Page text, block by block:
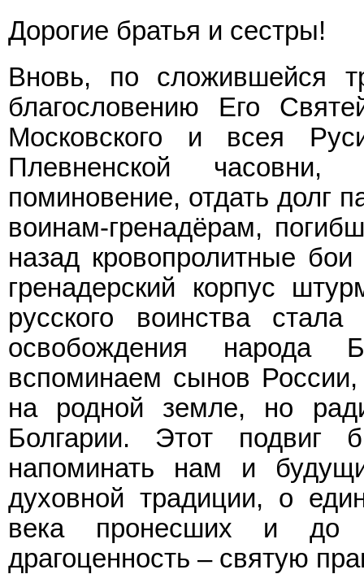
Дорогие братья и сестры!
Вновь, по сложившейся
благословению Его
Московского и всея
Плевненской часовни,
поминовение, отдать долг
воинам-гренадёрам,
назад кровопролитные
гренадерский корпус
русского воинства
освобождения народа
вспоминаем сынов
на родной земле, но
Болгарии. Этот подвиг
напоминать нам и
духовной традиции, о
века пронесших и до
драгоценность – святую